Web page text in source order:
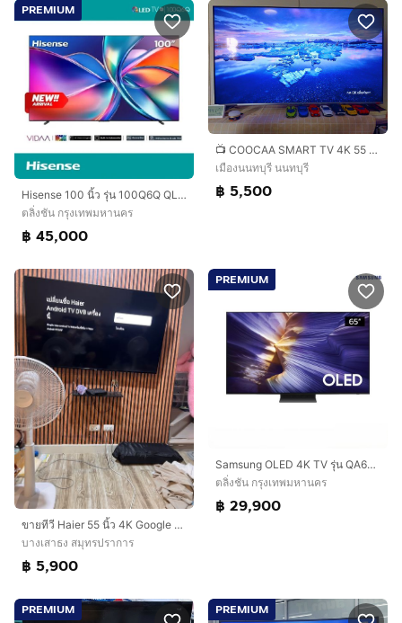
PREMIUM
Hisense 100 นิ้ว รุ่น 100Q6Q QLED 4K VIDAA Quantum Dot TV Smart TV Q6Q 2025
ตลิ่งชัน กรุงเทพมหานคร
฿ 45,000
📺 COOCAA SMART TV 4K 55 นิ้ว
เมืองนนทบุรี นนทบุรี
฿ 5,500
ขายทีวี Haier 55 นิ้ว 4K Google TV รุ่น H55K85FUX
บางเสาธง สมุทรปราการ
฿ 5,900
PREMIUM
Samsung OLED 4K TV รุ่น QA65S90FAEXXT ทีวีขนาด 65 นิ้ว S90F Series ( 65S90F , 65S90)
ตลิ่งชัน กรุงเทพมหานคร
฿ 29,900
PREMIUM PREMIUM